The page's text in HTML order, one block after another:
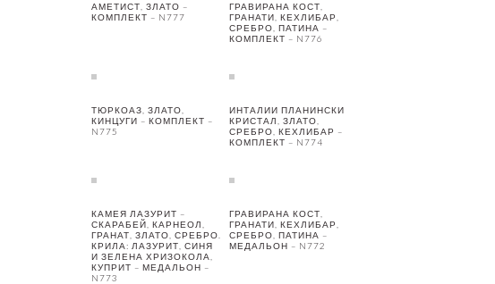
АМЕТИСТ, ЗЛАТО –
КОМПЛЕКТ – N777
ГРАВИРАНА КОСТ,
ГРАНАТИ, КЕХЛИБАР,
СРЕБРО, ПАТИНА –
КОМПЛЕКТ – N776
ТЮРКОАЗ, ЗЛАТО,
КИНЦУГИ – КОМПЛЕКТ –
N775
ИНТАЛИИ ПЛАНИНСКИ
КРИСТАЛ, ЗЛАТО,
СРЕБРО, КЕХЛИБАР –
КОМПЛЕКТ – N774
КАМЕЯ ЛАЗУРИТ –
СКАРАБЕЙ, КАРНЕОЛ,
ГРАНАТ, ЗЛАТО, СРЕБРО.
КРИЛА: ЛАЗУРИТ, СИНЯ
И ЗЕЛЕНА ХРИЗОКОЛА,
КУПРИТ – МЕДАЛЬОН –
N773
ГРАВИРАНА КОСТ,
ГРАНАТИ, КЕХЛИБАР,
СРЕБРО, ПАТИНА –
МЕДАЛЬОН – N772